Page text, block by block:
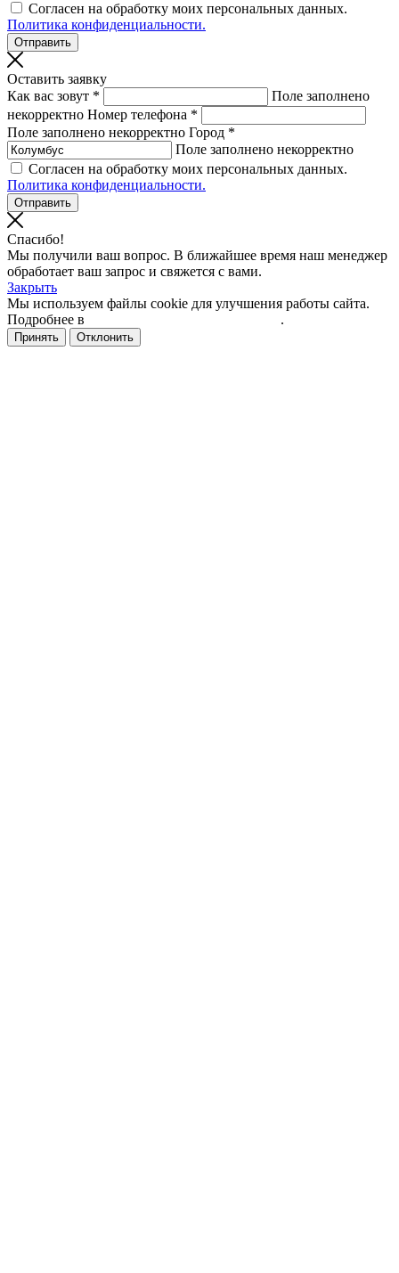
Согласен на обработку моих персональных данных.
Политика конфиденциальности.
Оставить заявку
Как вас зовут *
Поле заполнено
некорректно Номер телефона *
Поле заполнено некорректно Город *
Поле заполнено некорректно
Согласен на обработку моих персональных данных.
Политика конфиденциальности.
Спасибо!
Мы получили ваш вопрос. В ближайшее время наш менеджер
обработает ваш запрос и свяжется с вами.
Закрыть
Мы используем файлы cookie для улучшения работы сайта.
Подробнее в
.
Принять Отклонить